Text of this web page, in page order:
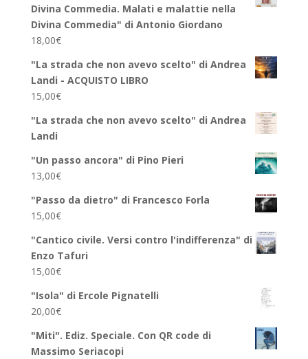
Divina Commedia. Malati e malattie nella
Divina Commedia" di Antonio Giordano
18,00€
"La strada che non avevo scelto" di Andrea
Landi - ACQUISTO LIBRO
15,00€
"La strada che non avevo scelto" di Andrea
Landi
"Un passo ancora" di Pino Pieri
13,00€
"Passo da dietro" di Francesco Forla
15,00€
"Cantico civile. Versi contro l'indifferenza" di
Enzo Tafuri
15,00€
"Isola" di Ercole Pignatelli
20,00€
"Miti". Ediz. Speciale. Con QR code di
Massimo Seriacopi